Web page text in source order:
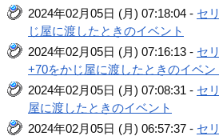
2024年02月05日 (月) 07:18:04 - セ
じ屋に渡したときのイベント
2024年02月05日 (月) 07:16:13 - セ
+70をかじ屋に渡したときのイベン
2024年02月05日 (月) 07:08:31 - セ
屋に渡したときのイベント
2024年02月05日 (月) 06:57:37 - セ